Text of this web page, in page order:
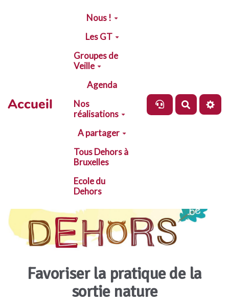
Aller au contenu principal
Accueil
Nous !
Les GT
Groupes de
Veille
Agenda
Nos
réalisations
A partager
Tous Dehors à
Bruxelles
Ecole du
Dehors
Favoriser la pratique de la
sortie nature